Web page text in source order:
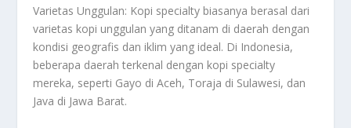
Varietas Unggulan: Kopi specialty biasanya berasal dari
varietas kopi unggulan yang ditanam di daerah dengan
kondisi geografis dan iklim yang ideal. Di Indonesia,
beberapa daerah terkenal dengan kopi specialty
mereka, seperti Gayo di Aceh, Toraja di Sulawesi, dan
Java di Jawa Barat.